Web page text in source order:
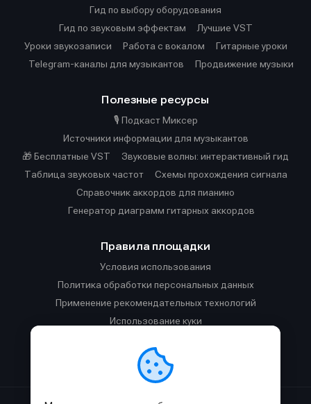
Гид по выбору оборудования
Гид по звуковым эффектам
Лучшие VST
Уроки звукозаписи
Работа с вокалом
Гитарные уроки
Telegram-каналы для музыкантов
Продвижение музыки
Полезные ресурсы
🎙️ Подкаст Миксер
Источники информации для музыкантов
🎁 Бесплатные VST
Звуковые волны: интерактивный гид
Таблица звуковых частот
Cхемы прохождения сигнала
Справочник аккордов для пианино
Генератор диаграмм гитарных аккордов
Правила площадки
Условия использования
Политика обработки персональных данных
Применение рекомендательных технологий
Использование куки
Правила общения в Телеграм-чате